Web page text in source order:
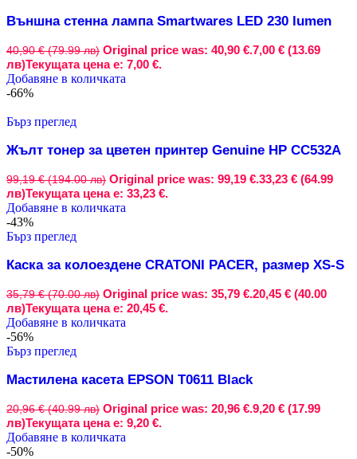
Външна стенна лампа Smartwares LED 230 lumen
40,90 € (79.99 лв) Original price was: 40,90 €.7,00 € (13.69
лв)Текущата цена е: 7,00 €.
Добавяне в количката
-66%
Бърз преглед
Жълт тонер за цветен принтер Genuine HP CC532A
99,19 € (194.00 лв) Original price was: 99,19 €.33,23 € (64.99
лв)Текущата цена е: 33,23 €.
Добавяне в количката
-43%
Бърз преглед
Каска за колоездене CRATONI PACER, размер XS-S
35,79 € (70.00 лв) Original price was: 35,79 €.20,45 € (40.00
лв)Текущата цена е: 20,45 €.
Добавяне в количката
-56%
Бърз преглед
Мастилена касета EPSON T0611 Black
20,96 € (40.99 лв) Original price was: 20,96 €.9,20 € (17.99
лв)Текущата цена е: 9,20 €.
Добавяне в количката
-50%